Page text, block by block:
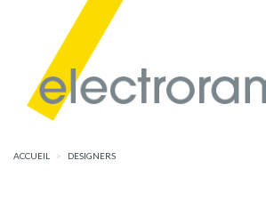
ACCUEIL DESIGNERS